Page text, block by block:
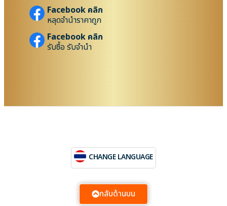
Facebook คลิก
หลุดจำนำราคาถูก
Facebook คลิก
รับซื้อ รับจำนำ
CHANGE LANGUAGE
กลับด้านบน